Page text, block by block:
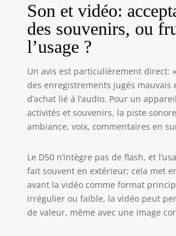
qui le
pour la
air.
Son et vidéo:
des souvenirs, ou
l’usage ?
Un avis est particulièrement direct:
des enregistrements jugés mauvais
d’achat lié à l’audio. Pour un
activités et souvenirs, la piste
ambiance, voix, commentaires en
Le D50 n’intègre pas de flash, et
fait souvent en extérieur; cela met
avant la vidéo comme format
irrégulier ou faible, la vidéo peut
de valeur, même avec une image